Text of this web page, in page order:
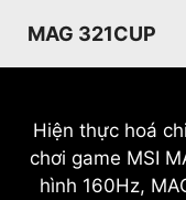
MAG 321CUP
Hiện thực hoá
chơi game MSI
hình 160Hz,